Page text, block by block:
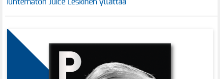
Tuntematon Juice Leskinen yllättää